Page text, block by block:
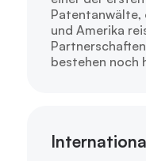
Patentanwälte,
und Amerika
bestehen noch